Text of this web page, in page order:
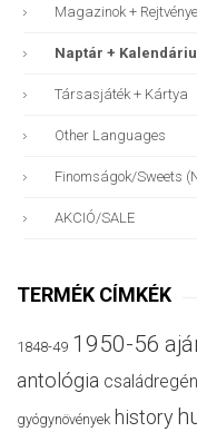
Magazinok +
Naptár +
Társasjáték + Kártya
Other Languages
Finomságok/sweets
AKCIÓ/SALE
TERMÉK CÍMKÉK
1848-49 1950-56
antológia
gyógynövények history